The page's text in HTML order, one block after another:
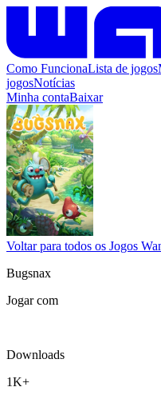
Como FuncionaLista de jogos
jogosNotícias
Minha contaBaixar
Voltar para todos os Jogos
Bugsnax
Jogar com
Downloads
1K+